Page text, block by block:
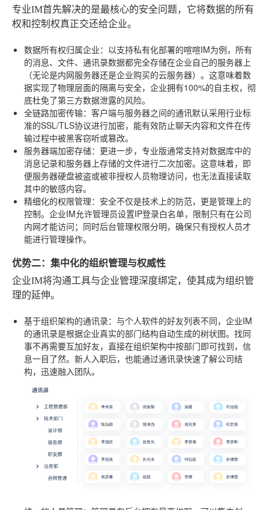
专业IM首先解决的是最核心的安全问题，它将数据的所有
权和控制权真正交还给企业。
数据所有权归属企业：以支持私有化部署的喧喧IM为例，所有
的消息、文件、通讯录数据都完全存储在企业自己的服务器上
（无论是内网服务器还是企业购买的云服务器）。这意味着数
据实现了物理层面的隔离与安全，企业拥有100%的自主权，彻
底杜免了第三方数据泄露的风险。
全链路加密传输：客户端与服务器之间的通讯默认采用行业标
准的SSL/TLS协议进行加密，能有效防止聊天内容和文件在传
输过程中被黑客窃听或篡改。
服务器端加密存储：更进一步，专业版通常支持对数据库中的
消息记录和服务器上存储的文件进行二次加密。这意味着，即
便服务器硬盘被盗或被非授权人员物理访问，也无法直接读取
其中的敏感内容。
精细化的权限管理：安全不仅是技术上的防范，更是管理上的
控制。企业IM允许管理员设置IP登录白名单，限制只有在公司
内网才能访问；同时后台管理权限分明，确保只有授权人员才
能进行管理操作。
优势二：集中化的组织管理与权威性
企业IM将沟通工具与企业管理深度绑定，使其成为组织管
理的延伸。
基于组织架构的通讯录：与个人软件的好友列表不同，企业IM
的通讯录是根据企业真实的部门结构自动生成的树状图。找同
事不再需要互加好友，直接在组织架构中按部门即可找到，信
息一目了然。新人入职后，也能通过通讯录快速了解公司结
构，迅速融入团队。